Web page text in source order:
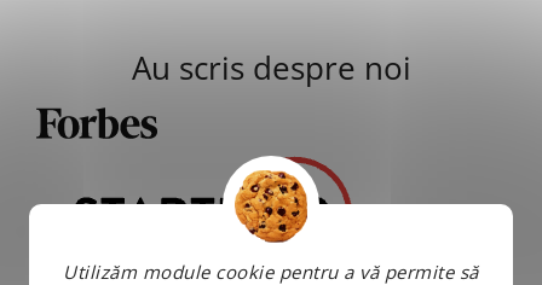
Utilizăm module cookie pentru a vă permite să
Au scris despre noi